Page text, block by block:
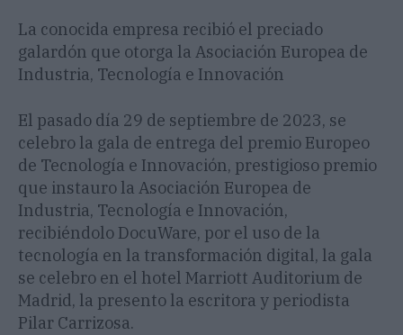
La conocida empresa recibió el preciado
galardón que otorga la Asociación Europea de
Industria, Tecnología e Innovación
El pasado día 29 de septiembre de 2023, se
celebro la gala de entrega del premio Europeo
de Tecnología e Innovación, prestigioso premio
que instauro la Asociación Europea de
Industria, Tecnología e Innovación,
recibiéndolo DocuWare, por el uso de la
tecnología en la transformación digital, la gala
se celebro en el hotel Marriott Auditorium de
Madrid, la presento la escritora y periodista
Pilar Carrizosa.